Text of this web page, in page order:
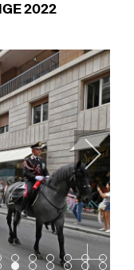
2022
10
Item 11Item 12Item 13Item 14Item 15
Item 16Item